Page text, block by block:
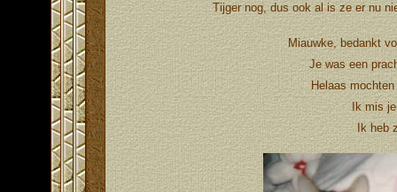
Tijger nog, dus ook al is ze er nu
Miauwke, bedankt
Je was een
Helaas
Ik mis
Ik heb